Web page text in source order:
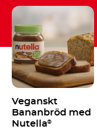
Veganskt
Bananbröd med
Nutella®